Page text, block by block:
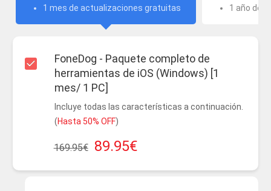
1 mes de actualizaciones gratuitas
1 año de
FoneDog - Paquete completo de
herramientas de iOS (Windows) [1
mes/ 1 PC]
Incluye todas las características a continuación.
(Hasta 50% OFF)
89.95€
169.95€